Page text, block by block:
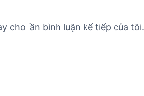
cho lần bình luận kế tiếp của tôi.